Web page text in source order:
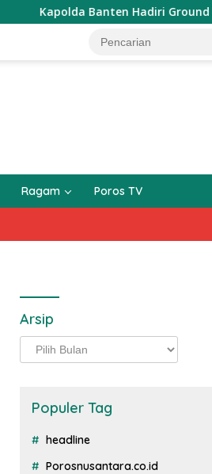
Kapolda Banten Hadiri Ground
Ragam Poros TV
Arsip
Arsip
Populer Tag
headline
Porosnusantara.co.id